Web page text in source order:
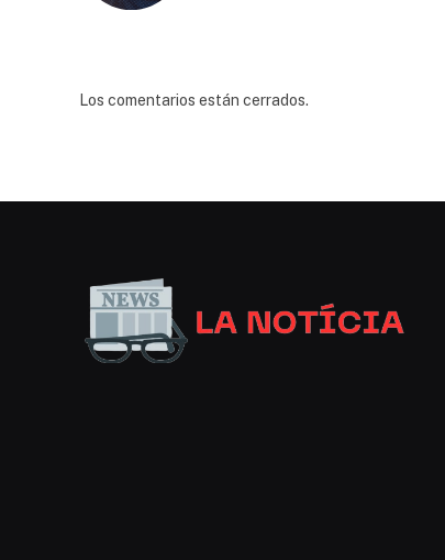
Los comentarios están cerrados.